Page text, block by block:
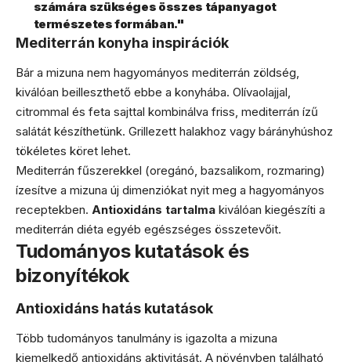
számára szükséges összes tápanyagot
természetes formában."
Mediterrán konyha inspirációk
Bár a mizuna nem hagyományos mediterrán zöldség,
kiválóan beilleszthető ebbe a konyhába. Olívaolajjal,
citrommal és feta sajttal kombinálva friss, mediterrán ízű
salátát készíthetünk. Grillezett halakhoz vagy bárányhúshoz
tökéletes köret lehet.
Mediterrán fűszerekkel (oregánó, bazsalikom, rozmaring)
ízesítve a mizuna új dimenziókat nyit meg a hagyományos
receptekben. Antioxidáns tartalma kiválóan kiegészíti a
mediterrán diéta egyéb egészséges összetevőit.
Tudományos kutatások és
bizonyítékok
Antioxidáns hatás kutatások
Több tudományos tanulmány is igazolta a mizuna
kiemelkedő antioxidáns aktivitását. A növényben található